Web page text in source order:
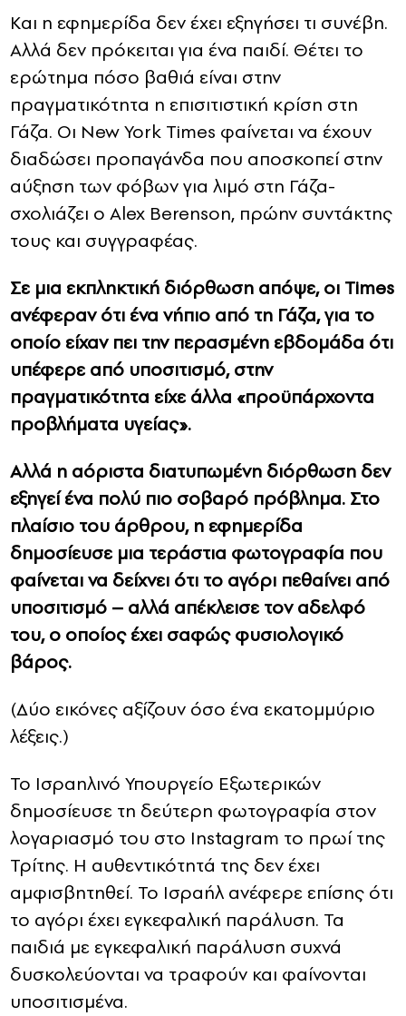
Και η εφημερίδα δεν έχει εξηγήσει τι συνέβη.
Αλλά δεν πρόκειται για ένα παιδί. Θέτει το
ερώτημα πόσο βαθιά είναι στην
πραγματικότητα η επισιτιστική κρίση στη
Γάζα. Οι New York Times φαίνεται να έχουν
διαδώσει προπαγάνδα που αποσκοπεί στην
αύξηση των φόβων για λιμό στη Γάζα-
σχολιάζει ο Alex Berenson, πρώην συντάκτης
τους και συγγραφέας.
Σε μια εκπληκτική διόρθωση απόψε, οι Times
ανέφεραν ότι ένα νήπιο από τη Γάζα, για το
οποίο είχαν πει την περασμένη εβδομάδα ότι
υπέφερε από υποσιτισμό, στην
πραγματικότητα είχε άλλα «προϋπάρχοντα
προβλήματα υγείας».
Αλλά η αόριστα διατυπωμένη διόρθωση δεν
εξηγεί ένα πολύ πιο σοβαρό πρόβλημα. Στο
πλαίσιο του άρθρου, η εφημερίδα
δημοσίευσε μια τεράστια φωτογραφία που
φαίνεται να δείχνει ότι το αγόρι πεθαίνει από
υποσιτισμό – αλλά απέκλεισε τον αδελφό
του, ο οποίος έχει σαφώς φυσιολογικό
βάρος.
(Δύο εικόνες αξίζουν όσο ένα εκατομμύριο
λέξεις.)
Το Ισραηλινό Υπουργείο Εξωτερικών
δημοσίευσε τη δεύτερη φωτογραφία στον
λογαριασμό του στο Instagram το πρωί της
Τρίτης. Η αυθεντικότητά της δεν έχει
αμφισβητηθεί. Το Ισραήλ ανέφερε επίσης ότι
το αγόρι έχει εγκεφαλική παράλυση. Τα
παιδιά με εγκεφαλική παράλυση συχνά
δυσκολεύονται να τραφούν και φαίνονται
υποσιτισμένα.